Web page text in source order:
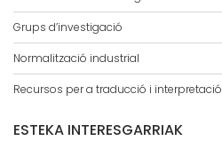
Grups d’investigació
Normalització industrial
Recursos per a traducció i interpretació
ESTEKA INTERESGARRIAK